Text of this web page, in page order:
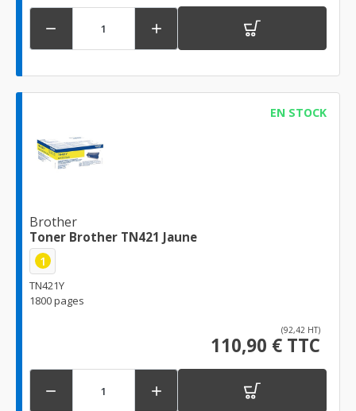
 
EN STOCK
Brother
Toner Brother TN421 Jaune
1
TN421Y
1800 pages
(92,42 HT)
110,90 € TTC
 